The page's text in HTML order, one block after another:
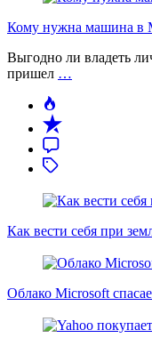
Кому нужна машина в
Выгодно ли владеть
пришел …
Как вести себя при
Облако Microsoft